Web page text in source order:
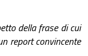
della frase di cui
report convincente